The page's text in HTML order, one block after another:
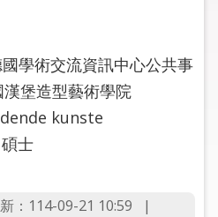
學術交流資訊中心公共事
堡造型藝術學院
kunste
士
：114-09-21 10:59